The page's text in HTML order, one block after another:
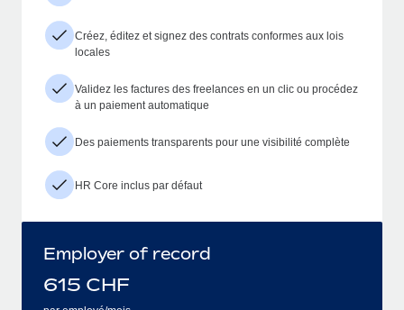
Créez, éditez et signez des contrats conformes aux lois
locales
Validez les factures des freelances en un clic ou procédez
à un paiement automatique
Des paiements transparents pour une visibilité complète
HR Core inclus par défaut
Employer of record
615 CHF